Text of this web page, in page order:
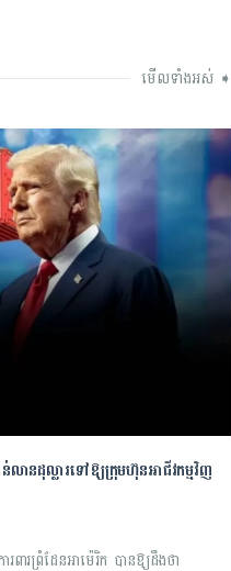
មើលទាំងអស់ ➧
នដុល្លារទៅឱ្យក្រុមហ៊ុនអាជីវកម្មវិញ
រព្រំដែនអាម៉េរិក បានឱ្យដឹងថា